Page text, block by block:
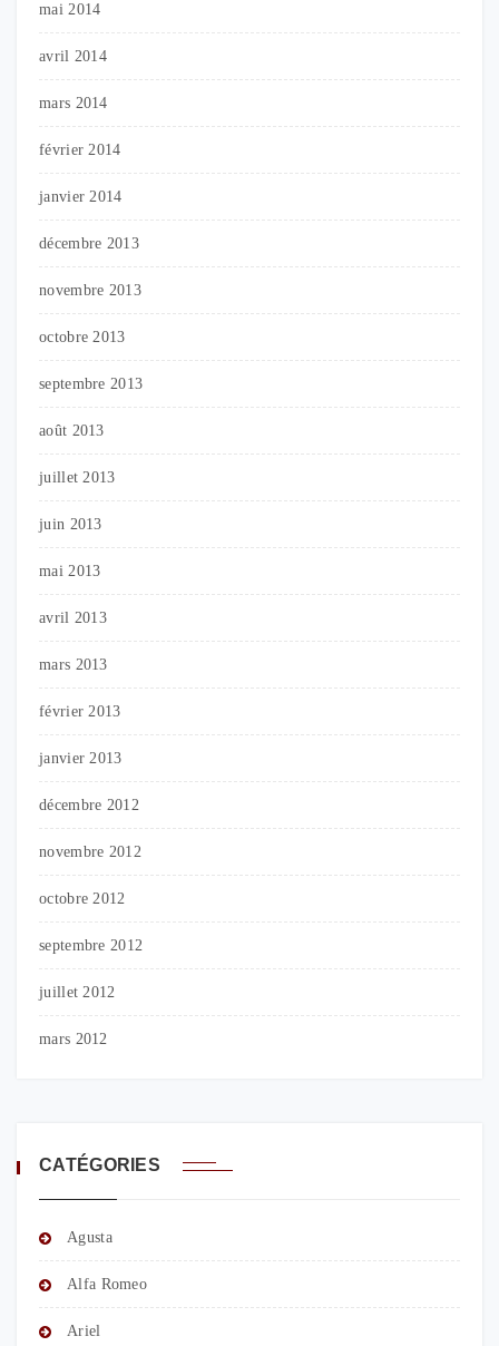
mai 2014
avril 2014
mars 2014
février 2014
janvier 2014
décembre 2013
novembre 2013
octobre 2013
septembre 2013
août 2013
juillet 2013
juin 2013
mai 2013
avril 2013
mars 2013
février 2013
janvier 2013
décembre 2012
novembre 2012
octobre 2012
septembre 2012
juillet 2012
mars 2012
CATÉGORIES
Agusta
Alfa Romeo
Ariel